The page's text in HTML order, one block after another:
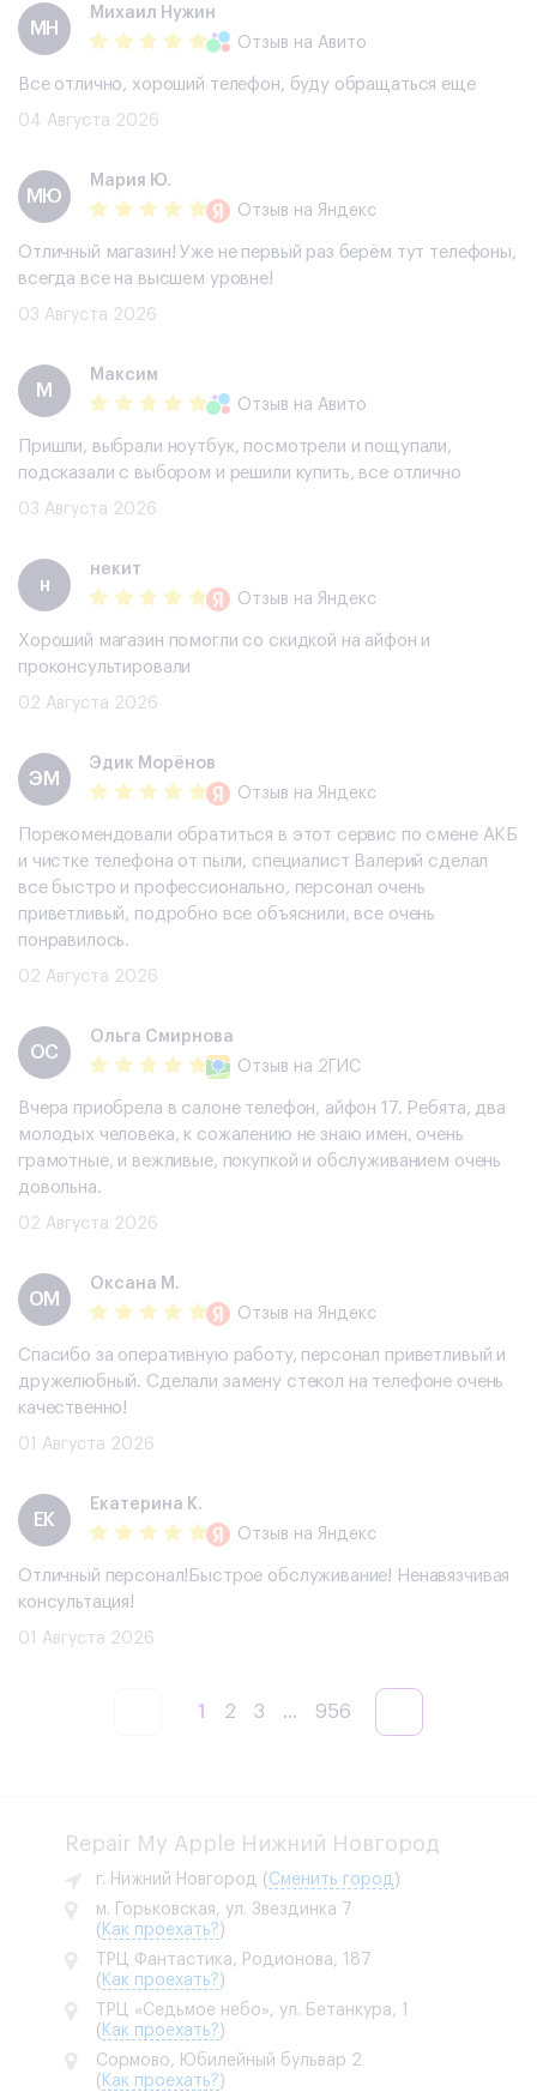
МН
Михаил Нужин
Отзыв на Авито
Все отлично, хороший телефон, буду обращаться еще
04 Августа 2026
МЮ
Мария Ю.
Отзыв на Яндекс
Отличный магазин! Уже не первый раз берём тут телефоны,
всегда все на высшем уровне!
03 Августа 2026
М
Максим
Отзыв на Авито
Пришли, выбрали ноутбук, посмотрели и пощупали,
подсказали с выбором и решили купить, все отлично
03 Августа 2026
н
некит
Отзыв на Яндекс
Хороший магазин помогли со скидкой на айфон и
проконсультировали
02 Августа 2026
ЭМ
Эдик Морёнов
Отзыв на Яндекс
Порекомендовали обратиться в этот сервис по смене АКБ
и чистке телефона от пыли, специалист Валерий сделал
все быстро и профессионально, персонал очень
приветливый, подробно все объяснили, все очень
понравилось.
02 Августа 2026
ОС
Ольга Смирнова
Отзыв на 2ГИС
Вчера приобрела в салоне телефон, айфон 17. Ребята, два
молодых человека, к сожалению не знаю имен, очень
грамотные, и вежливые, покупкой и обслуживанием очень
довольна.
02 Августа 2026
ОМ
Оксана М.
Отзыв на Яндекс
Спасибо за оперативную работу, персонал приветливый и
дружелюбный. Сделали замену стекол на телефоне очень
качественно!
01 Августа 2026
ЕК
Екатерина К.
Отзыв на Яндекс
Отличный персонал!Быстрое обслуживание! Ненавязчивая
консультация!
01 Августа 2026
1 2 3 ... 956
Repair My Apple Нижний Новгород
г. Нижний Новгород ( Сменить город )
м. Горьковская, ул. Звездинка 7
( Как проехать? )
ТРЦ Фантастика, Родионова, 187
( Как проехать? )
ТРЦ «Седьмое небо», ул. Бетанкура, 1
( Как проехать? )
Сормово, Юбилейный бульвар 2
( Как проехать? )